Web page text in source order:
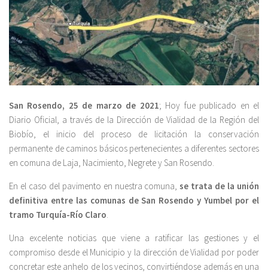
San Rosendo, 25 de marzo de 2021; Hoy fue publicado en el
Diario Oficial, a través de la Dirección de Vialidad de la Región del
Biobío, el inicio del proceso de licitación la conservación
permanente de caminos básicos pertenecientes a diferentes sectores
en comuna de Laja, Nacimiento, Negrete y San Rosendo.
En el caso del pavimento en nuestra comuna,se trata de la unión
definitiva entre las comunas de San Rosendo y Yumbel por el
tramo Turquía-Río Claro
Una excelente noticias que viene a ratificar las gestiones y el
compromiso desde el Municipio y la dirección de Vialidad por poder
concretar este anhelo de los vecinos, convirtiéndose además en una